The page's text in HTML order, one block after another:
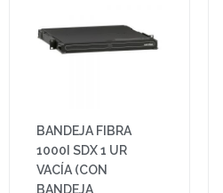
BANDEJA FIBRA
1000I SDX 1 UR
VACÍA (CON
BANDEJA